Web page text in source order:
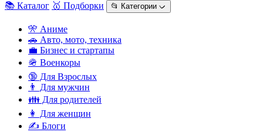
📚 Каталог 🥇 Подборки 📂 Категории ᨆ
🎌 Аниме
🚗 Авто, мото, техника
💼 Бизнес и стартапы
🪖 Военкоры
🔞 Для Взрослых
👨 Для мужчин
👪 Для родителей
👩 Для женщин
✍️ Блоги